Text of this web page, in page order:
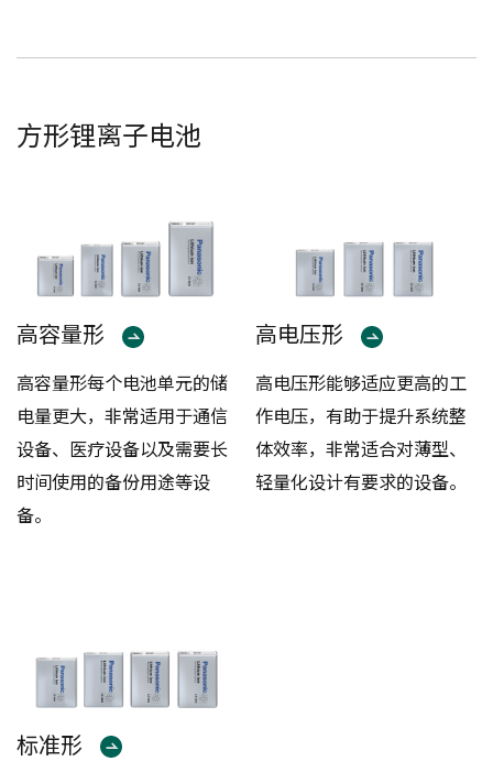
方形锂离子电池
高容量形
高容量形每个电池单元的储
电量更大，非常适用于通信
设备、医疗设备以及需要长
时间使用的备份用途等设
备。
高电压形
高电压形能够适应更高的工
作电压，有助于提升系统整
体效率，非常适合对薄型、
轻量化设计有要求的设备。
标准形